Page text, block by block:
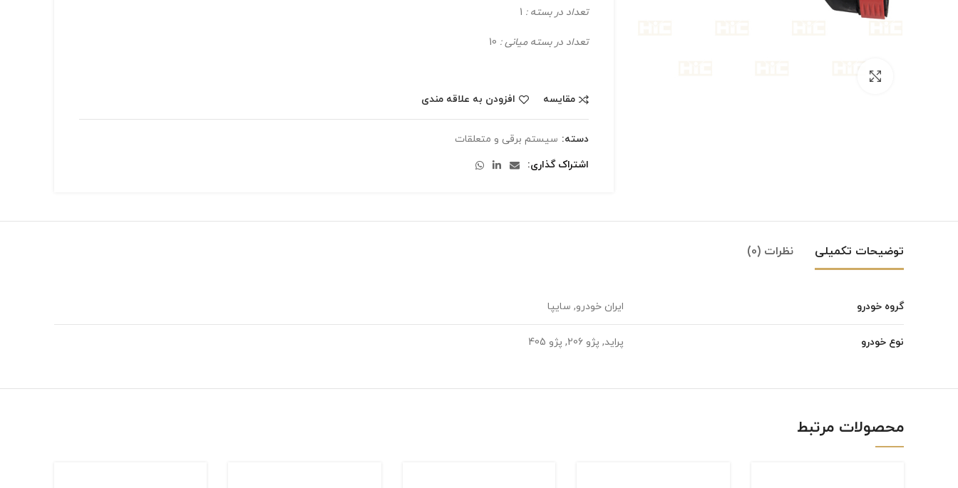
تعداد در بسته :
تعداد در بسته میانی :
مقایسه افزودن به علاقه مندی
دسته: سیستم برقی و متعلقات
اشتراک گذاری
توضیحات تکمیلی نظرات (0)
گروه خودرو ایران خودرو, سایپا
نوع خودرو پراید, پژو 206, پژو 405
محصولات مرتبط